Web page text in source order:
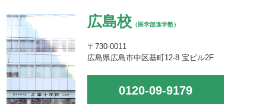
広島校 （医学部進学塾）
〒730-0011
広島県広島市中区基町12-8 宝ビル2F
0120-09-9179